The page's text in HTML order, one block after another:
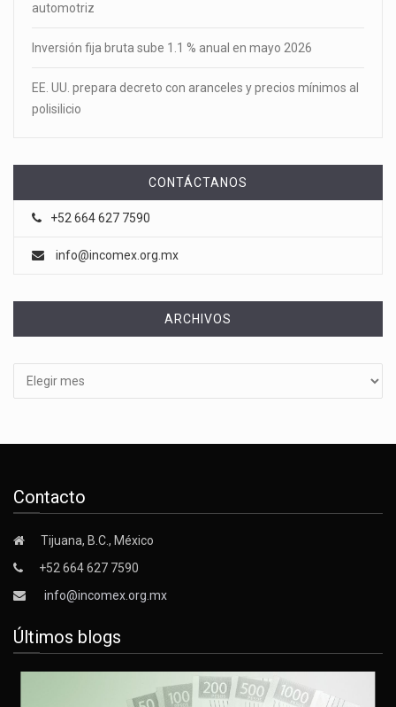
automotriz
Inversión fija bruta sube 1.1 % anual en mayo 2026
EE. UU. prepara decreto con aranceles y precios mínimos al
polisilicio
CONTÁCTANOS
+52 664 627 7590
info@incomex.org.mx
ARCHIVOS
Contacto
Tijuana, B.C., México
+52 664 627 7590
info@incomex.org.mx
Últimos blogs